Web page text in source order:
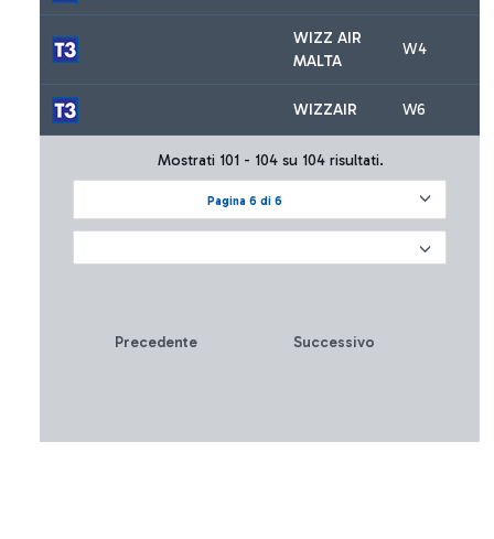
WIZZ AIR
MALTA
W4
WIZZAIR W6
Pagina 6 di 6
Mostrati 101 - 104 su 104 risultati.
Precedente Successivo